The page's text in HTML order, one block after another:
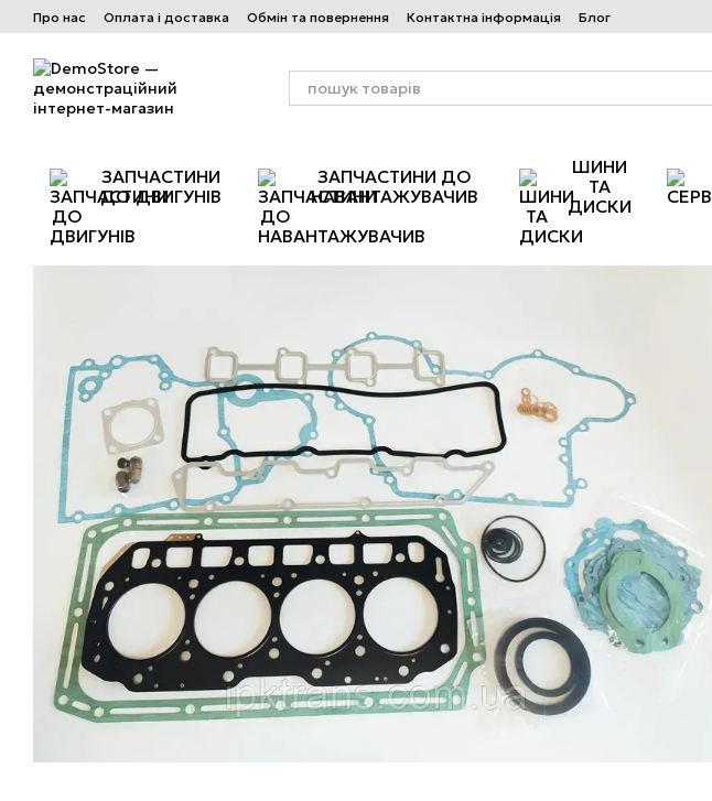
Перейти до основного контенту
Про нас Оплата і доставка Обмін та повернення Контактна інформація Блог
ЗАПЧАСТИНИ
ДО ДВИГУНІВ
ЗАПЧАСТИНИ ДО
НАВАНТАЖУВАЧИВ
ШИНИ
ТА
ДИСКИ